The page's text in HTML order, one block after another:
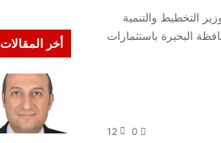
التخطيط والتنمية
البحيرة باستثمارات
0
12
أخر المقالات